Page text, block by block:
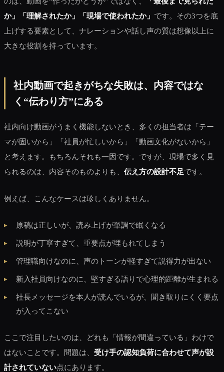
か」「理解されたか」「現場で使われたか」 です。その3つを底
上げする要素として、ナレーションや話し声の質は想像以上に
大きな役割を持っています。
社内動画で起きがちな失敗は、内容ではな
く“伝わり方”にある
社内向け動画がうまく機能しないとき、多くの担当者は「テー
マが固いから」「社員が忙しいから」「動画文化がないから」
と考えます。もちろんそれも一因です。ですが、現場で多く見
られるのは、内容そのものよりも、 伝え方の設計不足です。
例えば、こんなケースは珍しくありません。
原稿は正しいが、読み上げが単調で眠くなる
説明が丁寧すぎて、重要点が埋もれてしまう
管理職向けなのに、声のトーンが軽すぎて説得力が出ない
新入社員向けなのに、堅すぎる語りで心理的距離が生まれる
社長メッセージを本人が読んでいるが、聞き取りにくく要点
が入ってこない
ここで注目したいのは、どれも「情報が間違っている」わけで
はないことです。問題は、 受け手の認知負荷に合わせて声が設
計されていない点にあります。